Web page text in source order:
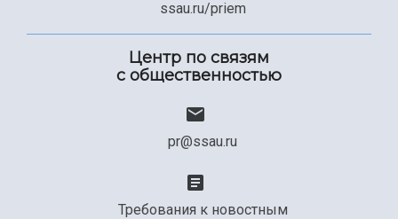
ssau.ru/priem
Центр по связям
с общественностью
pr@ssau.ru
Требования к новостным